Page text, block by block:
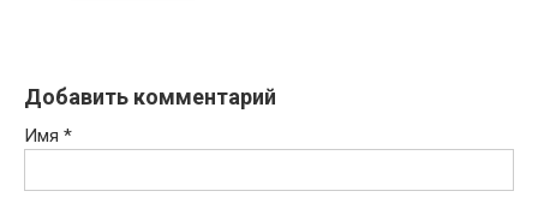
Добавить комментарий
Имя *